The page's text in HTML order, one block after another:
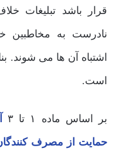
قرار باشد تبلیغات
نادرست به مخاطبین
اشتباه آن ها می ‌شوند.
است.
بر اساس ماده ۱ تا ۳
حمایت از مصرف